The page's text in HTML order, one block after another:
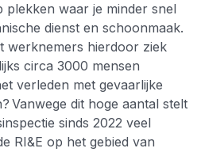
waar je minder snel
dienst en schoonmaak.
werknemers hierdoor ziek
circa 3000 mensen
verleden met gevaarlijke
Vanwege dit hoge aantal stelt
sinds 2022 veel
RI&E op het gebied van